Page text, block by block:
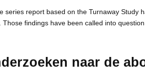
series report based on the Turnaway Study
Those findings have been called into
naar de